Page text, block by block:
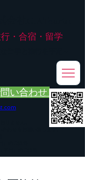
・合宿・留学
問い合わせ